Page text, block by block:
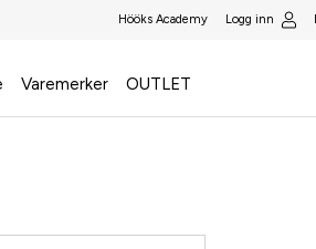
Hööks Academy Logg inn
Varemerker OUTLET